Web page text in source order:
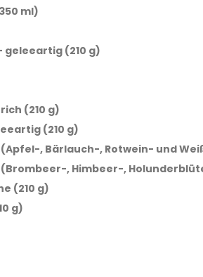
ml)
(210 g)
(210 g)
(210 g)
, Bärlauch-, Rotwein- und
, Himbeer-,
(210 g)
g)